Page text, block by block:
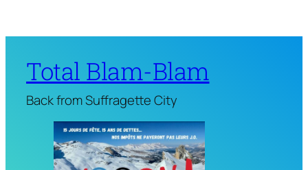
Total Blam-Blam
Back from Suffragette City